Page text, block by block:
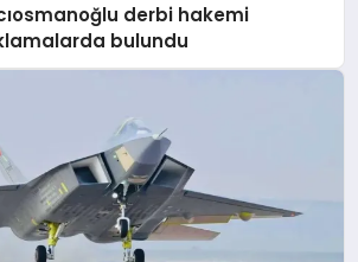
derbi hakemi
bulundu